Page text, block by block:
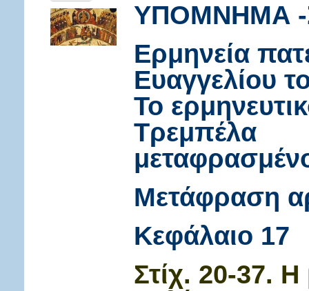
ΥΠΟΜΝΗΜΑ -
Ερμηνεία
Ευαγγελίου
Το
Τρεμπέλα
Μετάφραση
Κεφάλαιο 17
Στίχ. 20-37. Η